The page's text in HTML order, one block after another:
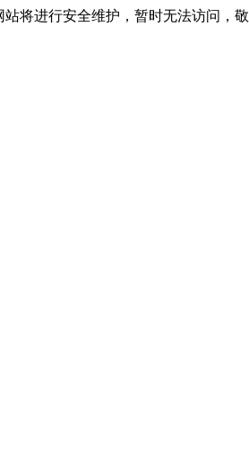
站将进行安全维护，暂时无法访问，